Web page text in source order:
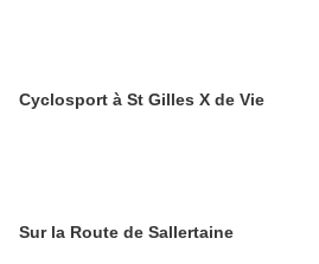
Cyclosport à St Gilles X de Vie
Sur la Route de Sallertaine